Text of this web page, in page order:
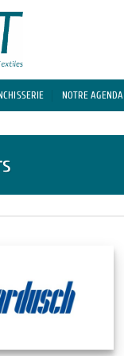
NOTRE AGENDA